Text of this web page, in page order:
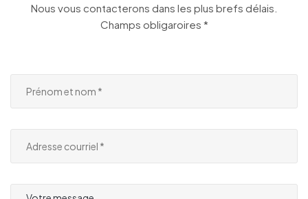
Nous vous contacterons dans les plus brefs délais.
Champs obligaroires *